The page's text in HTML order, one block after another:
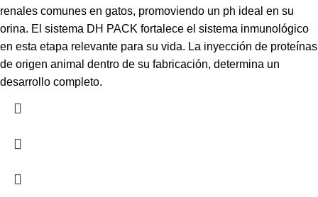
renales comunes en gatos, promoviendo un ph ideal en su
orina. El sistema DH PACK fortalece el sistema inmunológico
en esta etapa relevante para su vida. La inyección de proteínas
de origen animal dentro de su fabricación, determina un
desarrollo completo.